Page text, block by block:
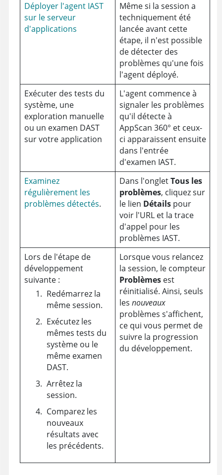
Déployer l'agent IAST
sur le serveur
d'applications
Même si la session a
techniquement été
lancée avant cette
étape, il n'est possible
de détecter des
problèmes qu'une fois
l'agent déployé.
Exécuter des tests du
système, une
exploration manuelle
ou un examen DAST
sur votre application
L'agent commence à
signaler les problèmes
qu'il détecte à
AppScan 360° et ceux-
ci apparaissent ensuite
dans l'entrée
d'examen IAST.
Examinez
régulièrement les
problèmes détectés.
Dans l'ongletTous les
problèmes, cliquez sur
le lien Détailspour
voir l'URL et la trace
d'appel pour les
problèmes IAST.
Lors de l'étape de
développement
suivante :
Redémarrez la
même session.
Exécutez les
mêmes tests du
système ou le
même examen
DAST.
Arrêtez la
session.
Comparez les
nouveaux
résultats avec
les précédents.
Lorsque vous relancez
la session, le compteur
Problèmesest
réinitialisé. Ainsi, seuls
les nouveaux
problèmes s'affichent,
ce qui vous permet de
suivre la progression
du développement.